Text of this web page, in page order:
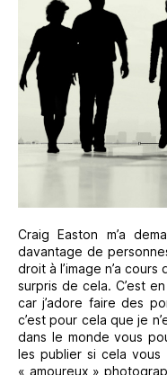
Craig Easton m’a
davantage de
droit à l’image n’a
surpris de cela. C’est
car j’adore faire des
c’est pour cela que je
dans le monde vous
les publier si cela vous
« amoureux »